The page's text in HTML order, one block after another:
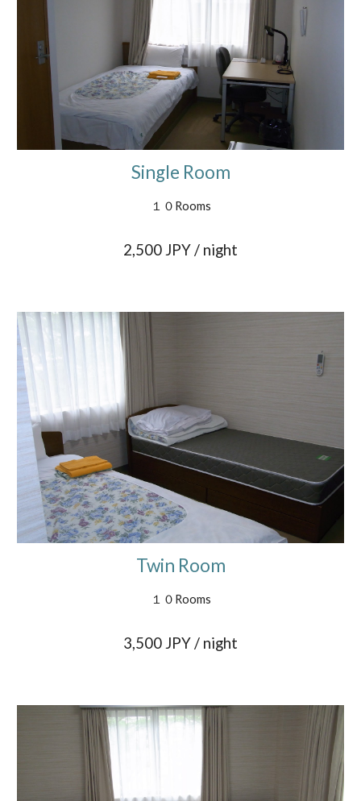
Single Room
１０Rooms
2,500 JPY / night
Twin Room
１０Rooms
3,500 JPY / night